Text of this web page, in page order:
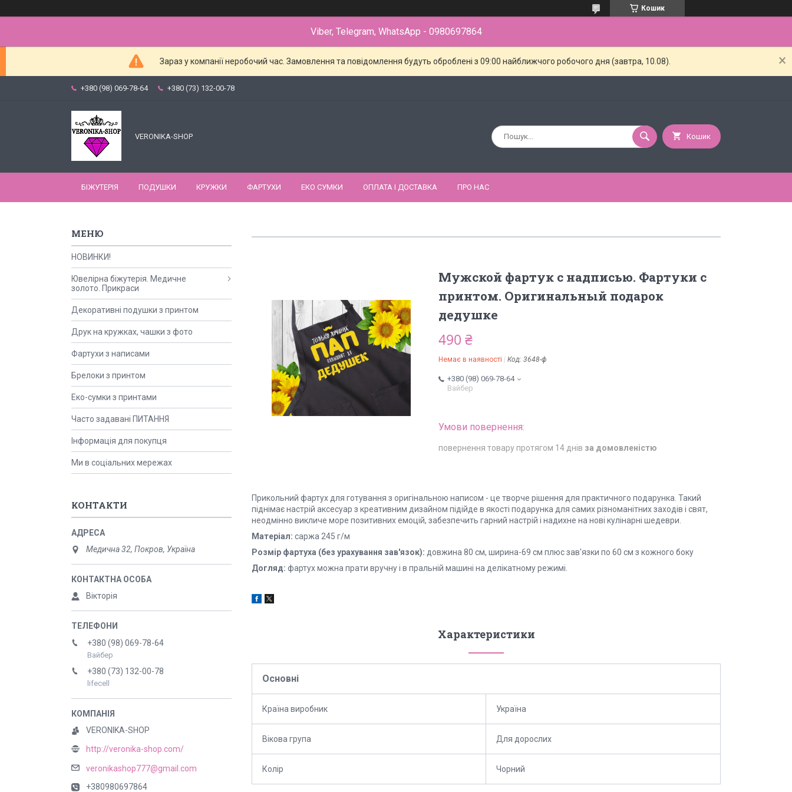
Кошик
Viber, Telegram, WhatsApp - 0980697864
Зараз у компанії неробочий час. Замовлення та повідомлення будуть оброблені з 09:00 найближчого робочого дня (завтра, 10.08).
+380 (98) 069-78-64 +380 (73) 132-00-78
VERONIKA-SHOP Кошик
БІЖУТЕРІЯ ПОДУШКИ КРУЖКИ ФАРТУХИ ЕКО СУМКИ ОПЛАТА І ДОСТАВКА ПРО НАС
Мужской фартук с надписью. Фартуки с
принтом. Оригинальный подарок
дедушке
490 ₴
Немає в наявності Код: 3648-ф
+380 (98) 069-78-64
Вайбер
повернення товару протягом 14 днів за домовленістю
Прикольний фартух для готування з оригінальною написом - це творче рішення для практичного подарунка. Такий
піднімає настрій аксесуар з креативним дизайном підійде в якості подарунка для самих різноманітних заходів і свят,
неодмінно викличе море позитивних емоцій, забезпечить гарний настрій і надихне на нові кулінарні шедеври.
Матеріал: саржа 245 г/м
Розмір фартуха (без урахування зав'язок): довжина 80 см, ширина-69 см плюс зав'язки по 60 см з кожного боку
Догляд: фартух можна прати вручну і в пральній машині на делікатному режимі.
Характеристики
Основні
Країна виробник Україна
Вікова група Для дорослих
Колір Чорний
НОВИНКИ!
Ювелірна біжутерія. Медичне
золото. Прикраси
Декоративні подушки з принтом
Друк на кружках, чашки з фото
Фартухи з написами
Брелоки з принтом
Еко-сумки з принтами
Часто задавані ПИТАННЯ
Інформація для покупця
Ми в соціальних мережах
КОНТАКТИ
Медична 32, Покров, Україна
Вікторія
+380 (98) 069-78-64
Вайбер
+380 (73) 132-00-78
lifecell
VERONIKA-SHOP
http://veronika-shop.com/
veronikashop777@gmail.com
+380980697864